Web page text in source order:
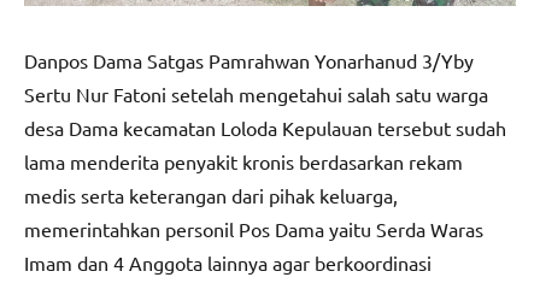
Danpos Dama Satgas Pamrahwan Yonarhanud 3/Yby
Sertu Nur Fatoni setelah mengetahui salah satu warga
desa Dama kecamatan Loloda Kepulauan tersebut sudah
lama menderita penyakit kronis berdasarkan rekam
medis serta keterangan dari pihak keluarga,
memerintahkan personil Pos Dama yaitu Serda Waras
Imam dan 4 Anggota lainnya agar berkoordinasi